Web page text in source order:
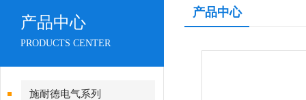
产品中心
PRODUCTS CENTER
施耐德电气系列
产品中心